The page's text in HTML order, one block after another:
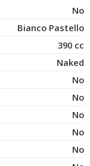
No
Bianco Pastello
390 cc
Naked
No
No
No
No
No